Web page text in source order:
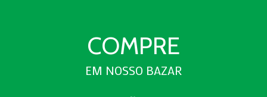
COMPRE
EM NOSSO BAZAR